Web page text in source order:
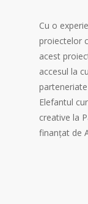
Cu o
proiectelor
acest
accesul la
Elefantul
creative la
finanțat de